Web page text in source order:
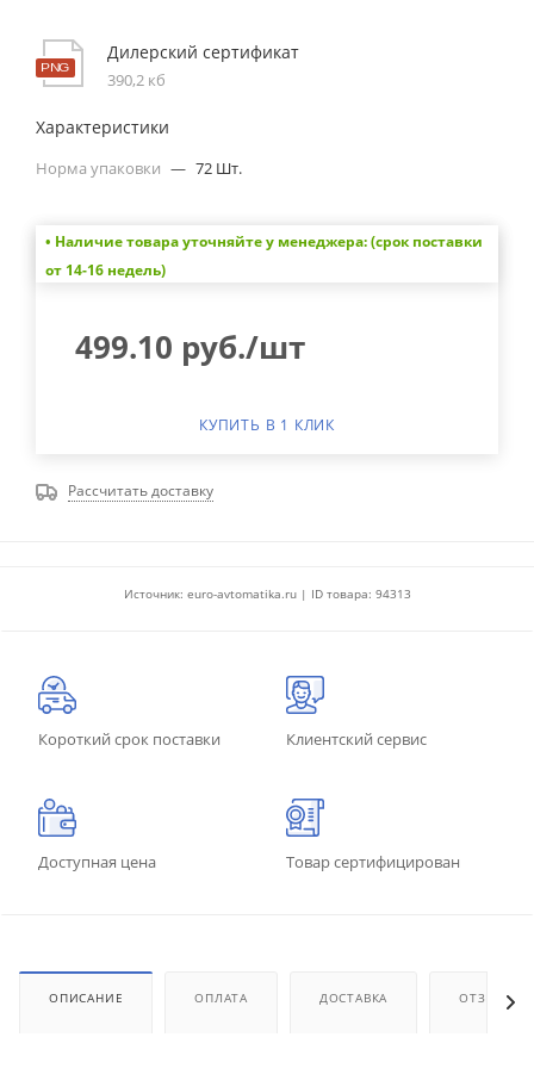
Дилерский сертификат
390,2 кб
Характеристики
Норма упаковки — 72 Шт.
• Наличие товара уточняйте у менеджера: (срок поставки
от 14-16 недель)
499.10 руб./шт
КУПИТЬ В 1 КЛИК
Рассчитать доставку
Источник: euro-avtomatika.ru | ID товара: 94313
Короткий срок поставки Клиентский сервис
Доступная цена Товар сертифицирован
ОПИСАНИЕ ОПЛАТА ДОСТАВКА ОТЗЫВЫ